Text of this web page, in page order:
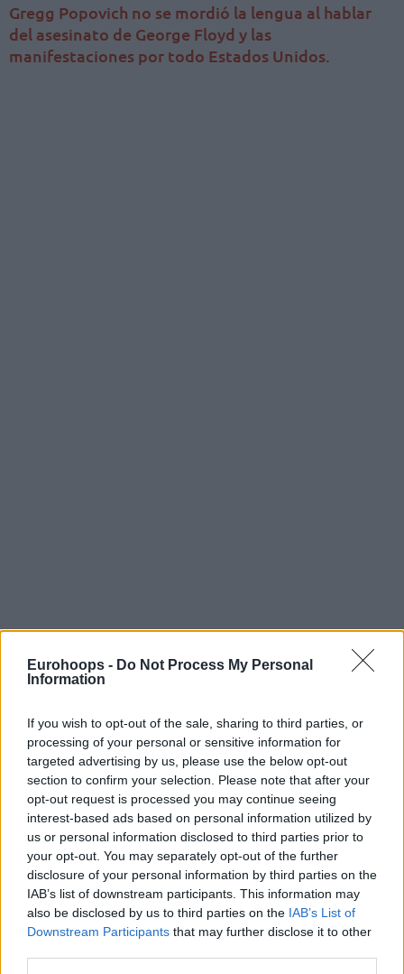
Eurohoops - Do Not Process My Personal
Information
If you wish to opt-out of the sale, sharing to third parties, or
processing of your personal or sensitive information for
targeted advertising by us, please use the below opt-out
section to confirm your selection. Please note that after your
opt-out request is processed you may continue seeing
interest-based ads based on personal information utilized by
us or personal information disclosed to third parties prior to
your opt-out. You may separately opt-out of the further
disclosure of your personal information by third parties on the
IAB’s list of downstream participants. This information may
also be disclosed by us to third parties on the IAB’s List of
Downstream Participants that may further disclose it to other
Gregg Popovich no se mordió la lengua al hablar
del asesinato de George Floyd y las
manifestaciones por todo Estados Unidos.
El entrenador de losSan Antonio Spurs,Gregg Popovich
se pronunció después del asesinato deGeorge Floyd
manifestaciones en Estados Unidos. En su entrevista con
The Nation, Popovich cargó contra el presidente de los
Estados Unidos, Donald Trump, y espera que haya un
cambio en el sistema pronto.
Lo que me sorprende es que todos vemos esta violencia
policial y el racismo. Lo hemos visto todo antes, pero nada